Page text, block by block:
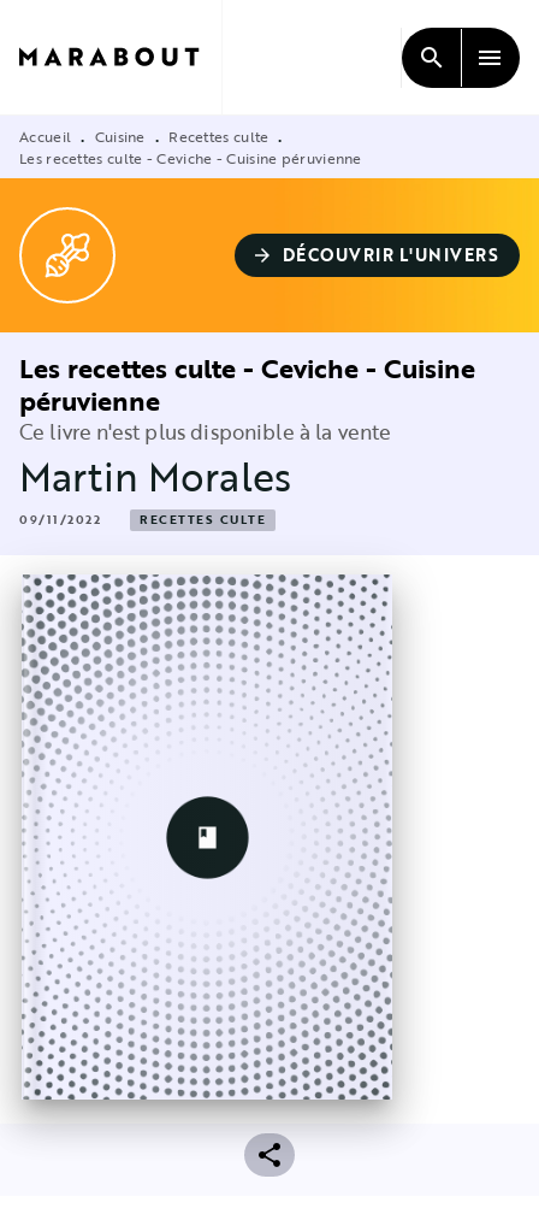
CONTENU
search menu
Accueil • Cuisine • Recettes culte •
Les recettes culte - Ceviche - Cuisine péruvienne
arrow_forward DÉCOUVRIR L'UNIVERS
Les recettes culte - Ceviche - Cuisine
péruvienne
Ce livre n'est plus disponible à la vente
Martin Morales
09/11/2022 RECETTES CULTE